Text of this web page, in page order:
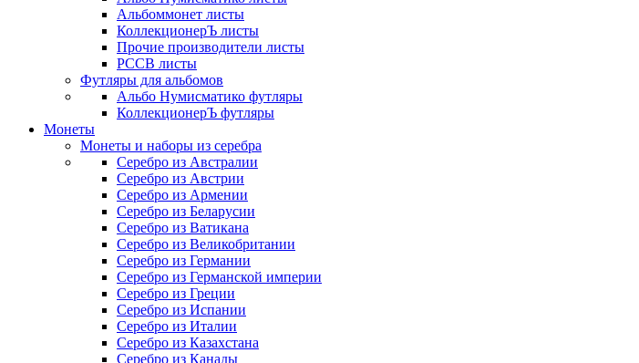
Альбоммонет листы
КоллекционерЪ листы
Прочие производители листы
РССВ листы
Футляры для альбомов
Альбо Нумисматико футляры
КоллекционерЪ футляры
Монеты
Монеты и наборы из серебра
Серебро из Австралии
Серебро из Австрии
Серебро из Армении
Серебро из Беларусии
Серебро из Ватикана
Серебро из Великобритании
Серебро из Германии
Серебро из Германской империи
Серебро из Греции
Серебро из Испании
Серебро из Италии
Серебро из Казахстана
Серебро из Канады